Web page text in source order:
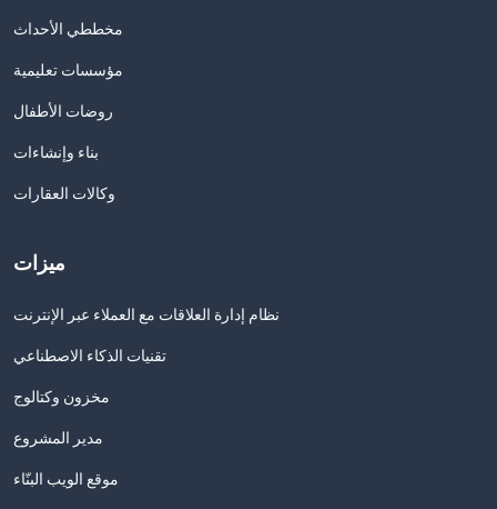
مخططي الأحداث
مؤسسات تعليمية
روضات الأطفال
بناء وإنشاءات
وكالات العقارات
ميزات
نظام إدارة العلاقات مع العملاء عبر الإنترنت
تقنيات الذكاء الاصطناعي
مخزون وكتالوج
مدير المشروع
موقع الويب البنّاء